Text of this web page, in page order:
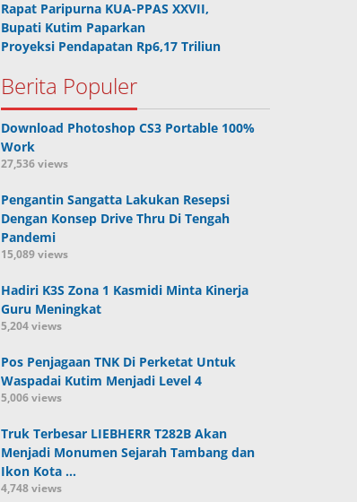
Rapat Paripurna KUA-PPAS XXVII,
Bupati Kutim Paparkan
Proyeksi Pendapatan Rp6,17 Triliun
Berita Populer
Download Photoshop CS3 Portable 100%
Work
27,536 views
Pengantin Sangatta Lakukan Resepsi
Dengan Konsep Drive Thru Di Tengah
Pandemi
15,089 views
Hadiri K3S Zona 1 Kasmidi Minta Kinerja
Guru Meningkat
5,204 views
Pos Penjagaan TNK Di Perketat Untuk
Waspadai Kutim Menjadi Level 4
5,006 views
Truk Terbesar LIEBHERR T282B Akan
Menjadi Monumen Sejarah Tambang dan
Ikon Kota …
4,748 views